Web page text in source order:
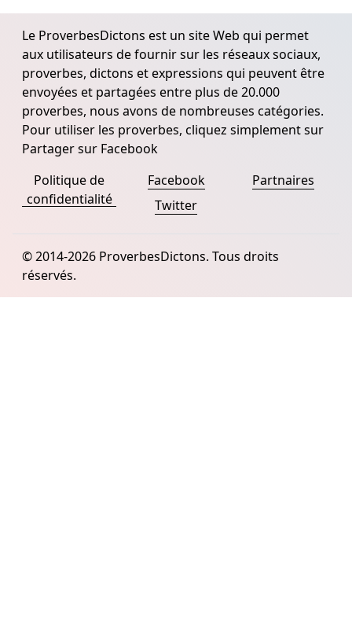
Le ProverbesDictons est un site Web qui permet
aux utilisateurs de fournir sur les réseaux sociaux,
proverbes, dictons et expressions qui peuvent être
envoyées et partagées entre plus de 20.000
proverbes, nous avons de nombreuses catégories.
Pour utiliser les proverbes, cliquez simplement sur
Partager sur Facebook
Politique de
confidentialité
Facebook
Twitter
Partnaires
© 2014-2026 ProverbesDictons. Tous droits
réservés.